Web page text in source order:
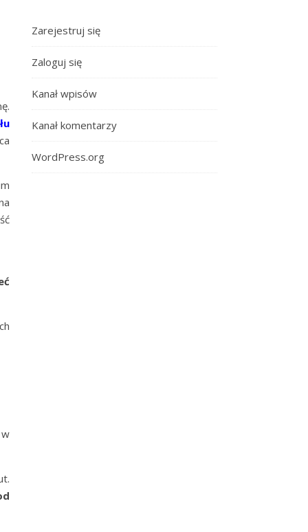
Zarejestruj się
Zaloguj się
Kanał wpisów
Kanał komentarzy
WordPress.org